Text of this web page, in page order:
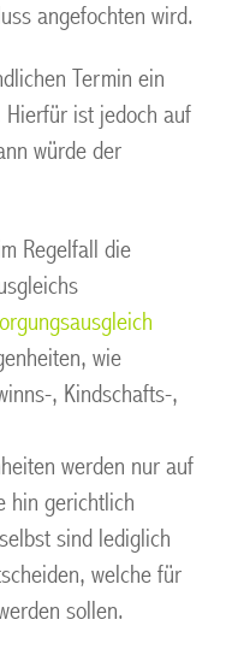
angefochten wird.
Termin ein
ist jedoch auf
würde der
Regelfall die
wie
, Kindschafts-,
werden nur auf
hin gerichtlich
sind lediglich
welche für
sollen.